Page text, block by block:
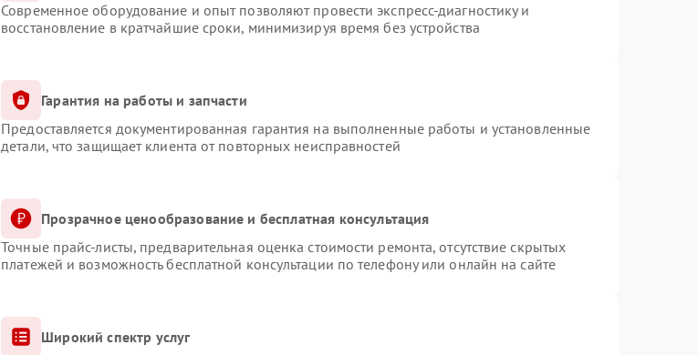
Современное оборудование и опыт позволяют провести экспресс-диагностику и
восстановление в кратчайшие сроки, минимизируя время без устройства
Гарантия на работы и запчасти
Предоставляется документированная гарантия на выполненные работы и установленные
детали, что защищает клиента от повторных неисправностей
Прозрачное ценообразование и бесплатная консультация
Точные прайс-листы, предварительная оценка стоимости ремонта, отсутствие скрытых
платежей и возможность бесплатной консультации по телефону или онлайн на сайте
Широкий спектр услуг